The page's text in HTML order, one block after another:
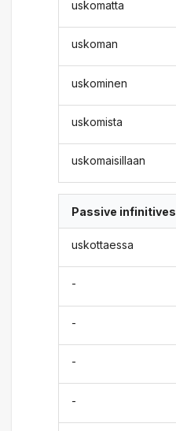
uskomatta
uskoman
uskominen
uskomista
uskomaisillaan
Passive infinitives
uskottaessa
-
-
-
-